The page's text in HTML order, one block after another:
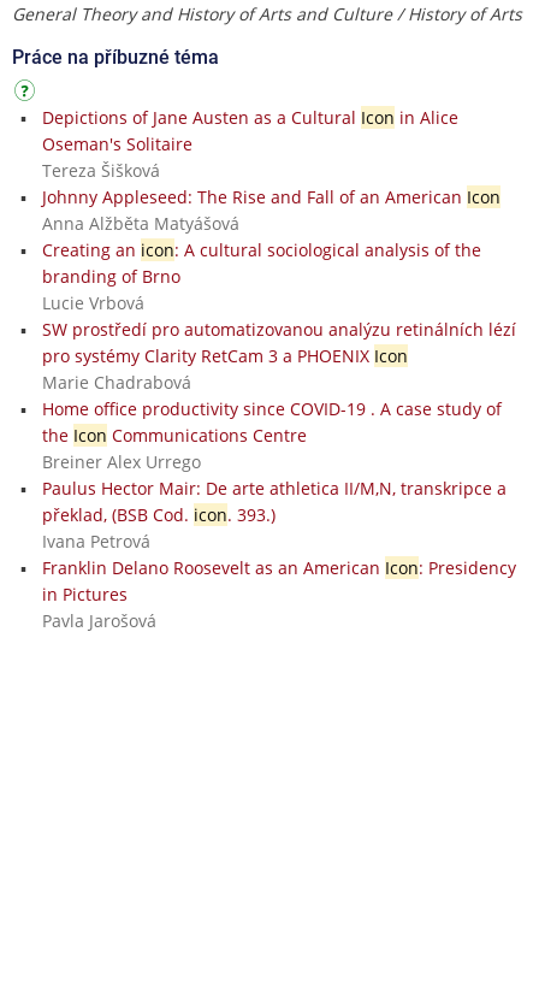
General Theory and History of Arts and Culture / History of Arts
Práce na příbuzné téma
Depictions of Jane Austen as a Cultural Icon in Alice
Oseman's Solitaire
Tereza Šišková
Johnny Appleseed: The Rise and Fall of an American Icon
Anna Alžběta Matyášová
Creating an icon: A cultural sociological analysis of the
branding of Brno
Lucie Vrbová
SW prostředí pro automatizovanou analýzu retinálních lézí
pro systémy Clarity RetCam 3 a PHOENIX Icon
Marie Chadrabová
Home office productivity since COVID-19 . A case study of
the Icon Communications Centre
Breiner Alex Urrego
Paulus Hector Mair: De arte athletica II/M,N, transkripce a
překlad, (BSB Cod. icon. 393.)
Ivana Petrová
Franklin Delano Roosevelt as an American Icon: Presidency
in Pictures
Pavla Jarošová